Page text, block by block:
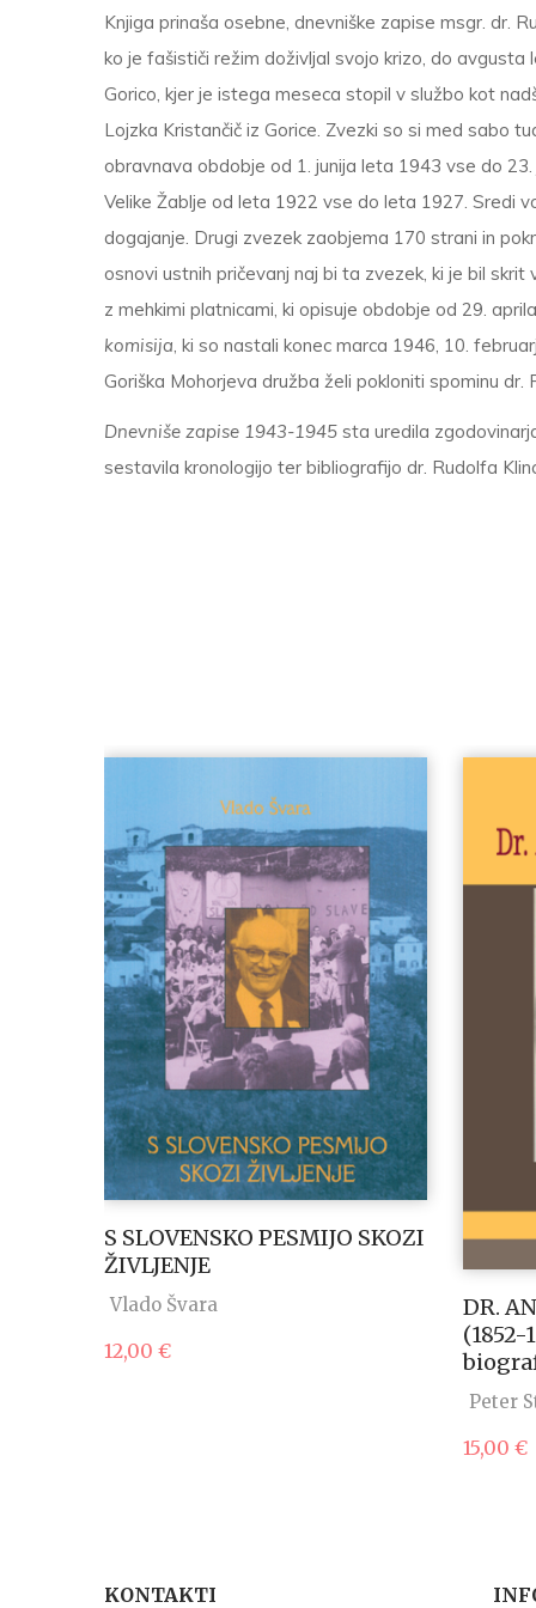
Knjiga prinaša osebne, dnevniške zapise msgr. dr.
ko je fašističi režim doživljal svojo krizo, do
Gorico, kjer je istega meseca stopil v službo kot
Lojzka Kristančič iz Gorice. Zvezki so si med sabo
obravnava obdobje od 1. junija leta 1943 vse do
Velike Žablje od leta 1922 vse do leta 1927. Sredi
dogajanje. Drugi zvezek zaobjema 170 strani in
osnovi ustnih pričevanj naj bi ta zvezek, ki je bil
z mehkimi platnicami, ki opisuje obdobje od 29.
komisija, ki so nastali konec marca 1946, 10.
Goriška Mohorjeva družba želi pokloniti spominu
Dnevniše zapise 1943-1945 sta uredila
sestavila kronologijo ter bibliografijo dr. Rudolfa
S SLOVENSKO PESMIJO SKOZI
ŽIVLJENJE
Vlado Švara
12,00 €
DR.
Peter
15,00 €
KONTAKTI